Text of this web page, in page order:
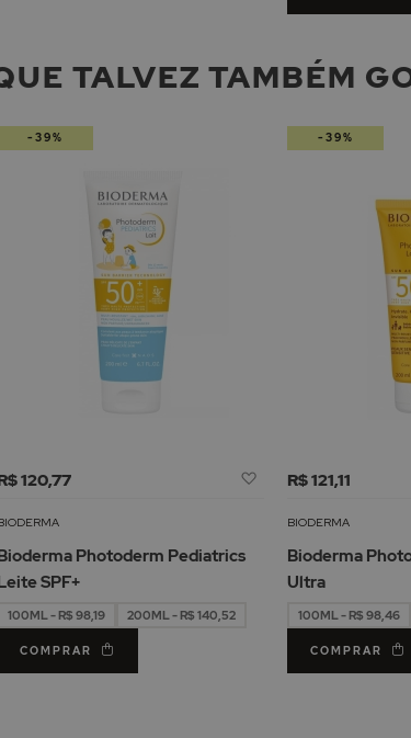
TALVEZ TAMBÉM
120,77
Adicionar
Lista
Desejos
Photoderm Pediatrics
SPF+
100ML - R$ 98,19 200ML - R$ 140,52
COMPRAR
-39%
R$ 121,11
BIODERMA
Bioderma
Ultra
100ML - R$ 98,46
COMPRAR
-39%